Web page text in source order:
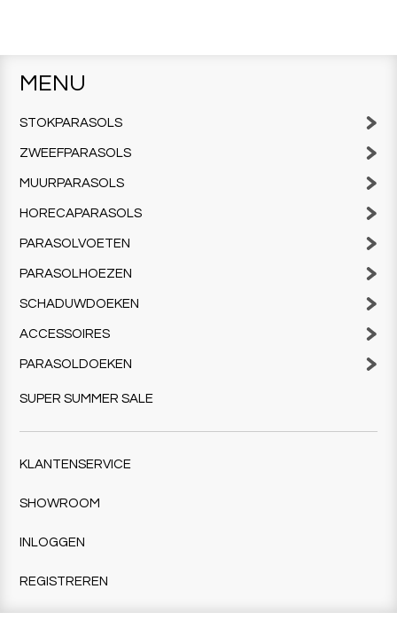
MENU
STOKPARASOLS
ZWEEFPARASOLS
MUURPARASOLS
HORECAPARASOLS
PARASOLVOETEN
PARASOLHOEZEN
SCHADUWDOEKEN
ACCESSOIRES
PARASOLDOEKEN
SUPER SUMMER SALE
KLANTENSERVICE
SHOWROOM
INLOGGEN
REGISTREREN